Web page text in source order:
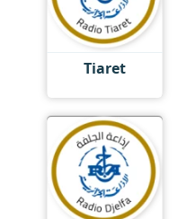
Tiaret